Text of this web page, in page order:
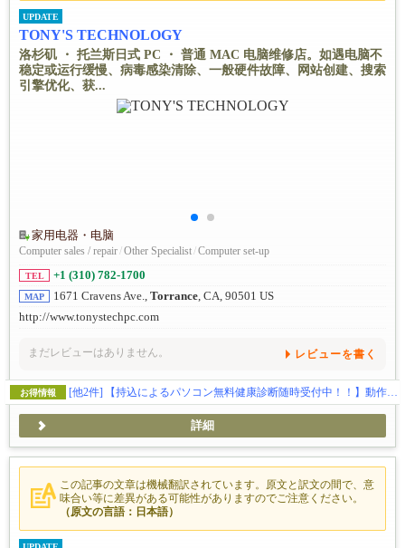
UPDATE
TONY'S TECHNOLOGY
洛杉矶 ・ 托兰斯日式 PC ・ 普通 MAC 电脑维修店。如遇电脑不
稳定或运行缓慢、病毒感染清除、一般硬件故障、网站创建、搜索
引擎优化、获...
家用电器・电脑
Computer sales / repair/Other Specialist/Computer set-up
TEL +1 (310) 782-1700
MAP 1671 Cravens Ave., Torrance, CA, 90501 US
http://www.tonystechpc.com
まだレビューはありません。 レビューを書く
お得情報 [他2件] 【持込によるパソコン無料健康診断随時受付中！！】動作が遅い…、ウイルス感染、ハードの故障全般、ウェブサイトの制作、SEO対策、独自ドメイン・メールの取得などお気軽にご相談下さい。
詳細
この記事の文章は機械翻訳されています。原文と訳文の間で、意
味合い等に差異がある可能性がありますのでご注意ください。
（原文の言語：日本語）